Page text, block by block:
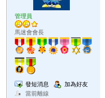
管理員
馬迷會會長
發短消息
加為好友
當前離線